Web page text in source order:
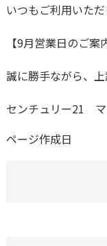
いつもご利用いた
【9月営業日のご案
誠に勝手ながら、
センチュリー21
ページ作成日